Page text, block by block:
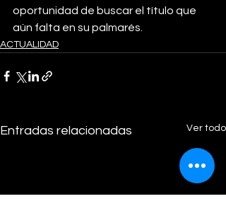
oportunidad de buscar el título que
aún falta en su palmarés.
ACTUALIDAD
Entradas relacionadas Ver todo